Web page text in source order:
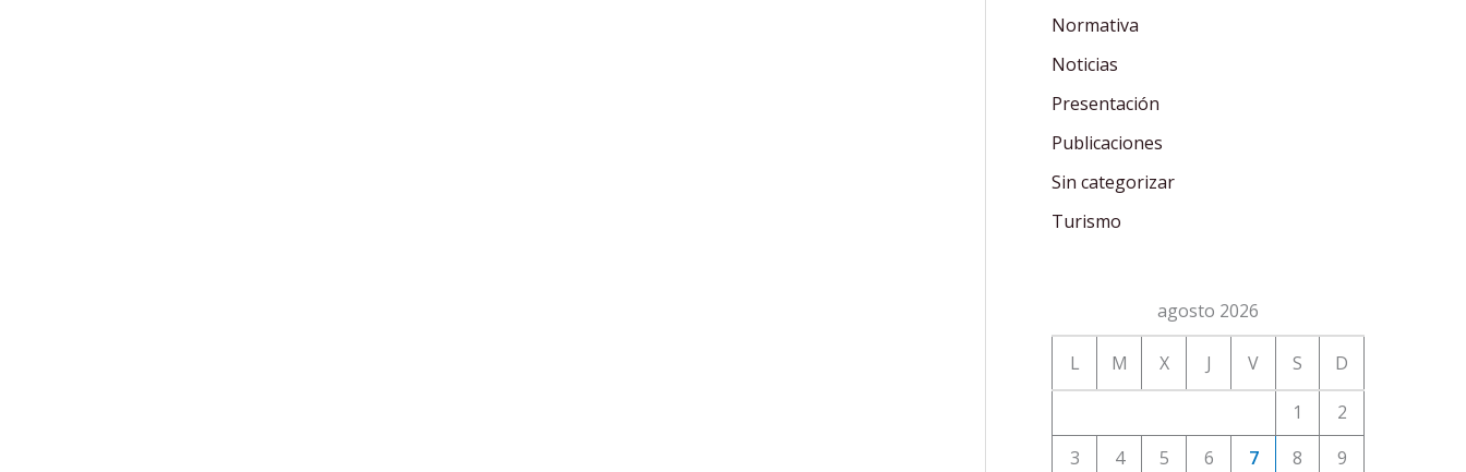
Normativa
Noticias
Presentación
Publicaciones
Sin categorizar
Turismo
agosto 2026
L M X J V S D
1
2
3
4 5 6 7 8
9